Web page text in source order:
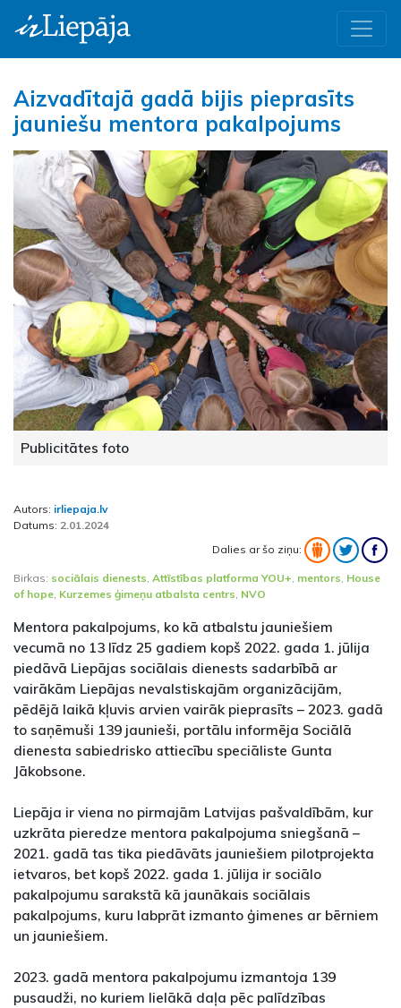
Aizvadītajā gadā bijis pieprasīts
jauniešu mentora pakalpojums
Publicitātes foto
Autors: irliepaja.lv
Datums: 2.01.2024
Dalies ar šo ziņu:
Birkas: sociālais dienests, Attīstības platforma YOU+, mentors, House
of hope, Kurzemes ģimeņu atbalsta centrs, NVO
Mentora pakalpojums, ko kā atbalstu jauniešiem
vecumā no 13 līdz 25 gadiem kopš 2022. gada 1. jūlija
piedāvā Liepājas sociālais dienests sadarbībā ar
vairākām Liepājas nevalstiskajām organizācijām,
pēdējā laikā kļuvis arvien vairāk pieprasīts – 2023. gadā
to saņēmuši 139 jaunieši, portālu informēja Sociālā
dienesta sabiedrisko attiecību speciāliste Gunta
Jākobsone.
Liepāja ir viena no pirmajām Latvijas pašvaldībām, kur
uzkrāta pieredze mentora pakalpojuma sniegšanā –
2021. gadā tas tika piedāvāts jauniešiem pilotprojekta
ietvaros, bet kopš 2022. gada 1. jūlija ir sociālo
pakalpojumu sarakstā kā jaunākais sociālais
pakalpojums, kuru labprāt izmanto ģimenes ar bērniem
un jauniešiem.
2023. gadā mentora pakalpojumu izmantoja 139
pusaudži, no kuriem lielākā daļa pēc palīdzības